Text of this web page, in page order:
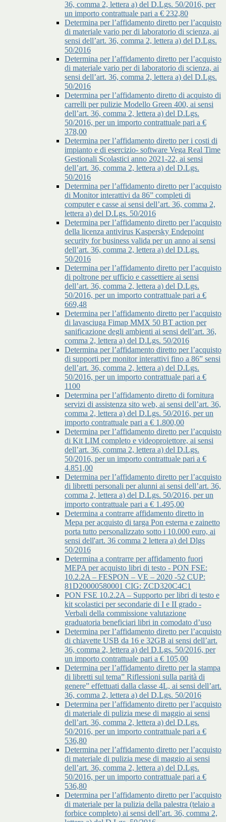
36, comma 2, lettera a) del D.Lgs. 50/2016, per
un importo contrattuale pari a € 232,80
Determina per l’affidamento diretto per l’acquisto
di materiale vario per di laboratorio di scienza, ai
sensi dell’art. 36, comma 2, lettera a) del D.Lgs.
50/2016
Determina per l’affidamento diretto per l’acquisto
di materiale vario per di laboratorio di scienza, ai
sensi dell’art. 36, comma 2, lettera a) del D.Lgs.
50/2016
Determina per l’affidamento diretto di acquisto di
carrelli per pulizie Modello Green 400, ai sensi
dell’art. 36, comma 2, lettera a) del D.Lgs.
50/2016, per un importo contrattuale pari a €
378,00
Determina per l’affidamento diretto per i costi di
impianto e di esercizio- software Vega Real Time
Gestionali Scolastici anno 2021-22, ai sensi
dell’art. 36, comma 2, lettera a) del D.Lgs.
50/2016
Determina per l’affidamento diretto per l’acquisto
di Monitor interattivi da 86” completi di
computer e casse ai sensi dell’art. 36, comma 2,
lettera a) del D.Lgs. 50/2016
Determina per l’affidamento diretto per l’acquisto
della licenza antivirus Kaspersky Endepoint
security for business valida per un anno ai sensi
dell’art. 36, comma 2, lettera a) del D.Lgs.
50/2016
Determina per l’affidamento diretto per l’acquisto
di poltrone per ufficio e cassettiere ai sensi
dell’art. 36, comma 2, lettera a) del D.Lgs.
50/2016, per un importo contrattuale pari a €
669,48
Determina per l’affidamento diretto per l’acquisto
di lavasciuga Fimap MMX 50 BT action per
sanificazione degli ambienti ai sensi dell’art. 36,
comma 2, lettera a) del D.Lgs. 50/2016
Determina per l’affidamento diretto per l’acquisto
di supporti per monitor interattivi fino a 86” sensi
dell’art. 36, comma 2, lettera a) del D.Lgs.
50/2016, per un importo contrattuale pari a €
1100
Determina per l’affidamento diretto di fornitura
servizi di assistenza sito web, ai sensi dell’art. 36,
comma 2, lettera a) del D.Lgs. 50/2016, per un
importo contrattuale pari a € 1.800,00
Determina per l’affidamento diretto per l’acquisto
di Kit LIM completo e videoproiettore, ai sensi
dell’art. 36, comma 2, lettera a) del D.Lgs.
50/2016, per un importo contrattuale pari a €
4.851,00
Determina per l’affidamento diretto per l’acquisto
di libretti personali per alunni ai sensi dell’art. 36,
comma 2, lettera a) del D.Lgs. 50/2016, per un
importo contrattuale pari a € 1.495,00
Determina a contrarre affidamento diretto in
Mepa per acquisto di targa Pon esterna e zainetto
porta tutto personalizzato sotto i 10.000 euro, ai
sensi dell'art. 36 comma 2 lettera a) del Dlgs
50/2016
Determina a contrarre per affidamento fuori
MEPA per acquisto libri di testo - PON FSE:
10.2.2A – FESPON – VE – 2020 -52 CUP:
81D20000580001 CIG: ZCD320C4C1
PON FSE 10.2.2A – Supporto per libri di testo e
kit scolastici per secondarie di I e II grado -
Verbali della commissione valutazione
graduatoria beneficiari libri in comodato d’uso
Determina per l’affidamento diretto per l’acquisto
di chiavette USB da 16 e 32GB ai sensi dell’art.
36, comma 2, lettera a) del D.Lgs. 50/2016, per
un importo contrattuale pari a € 105,00
Determina per l’affidamento diretto per la stampa
di libretti sul tema” Riflessioni sulla parità di
genere” effettuati dalla classe 4L, ai sensi dell’art.
36, comma 2, lettera a) del D.Lgs. 50/2016
Determina per l’affidamento diretto per l’acquisto
di materiale di pulizia mese di maggio ai sensi
dell’art. 36, comma 2, lettera a) del D.Lgs.
50/2016, per un importo contrattuale pari a €
536,80
Determina per l’affidamento diretto per l’acquisto
di materiale di pulizia mese di maggio ai sensi
dell’art. 36, comma 2, lettera a) del D.Lgs.
50/2016, per un importo contrattuale pari a €
536,80
Determina per l’affidamento diretto per l’acquisto
di materiale per la pulizia della palestra (telaio a
forbice completo) ai sensi dell’art. 36, comma 2,